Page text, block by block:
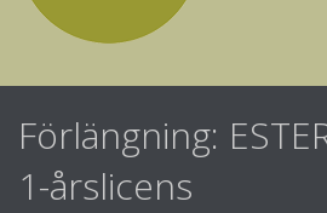
Förlängning:
1-årslicens